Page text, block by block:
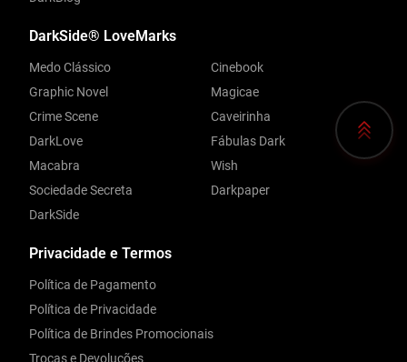
Privacidade e Termos
Política de Pagamento
Política de Privacidade
Política de Brindes Promocionais
Trocas e Devoluções
DarkSide® LoveMarks
Medo Clássico
Graphic Novel
Crime Scene
DarkLove
Macabra
Sociedade Secreta
DarkSide
Cinebook
Magicae
Caveirinha
Fábulas Dark
Wish
Darkpaper